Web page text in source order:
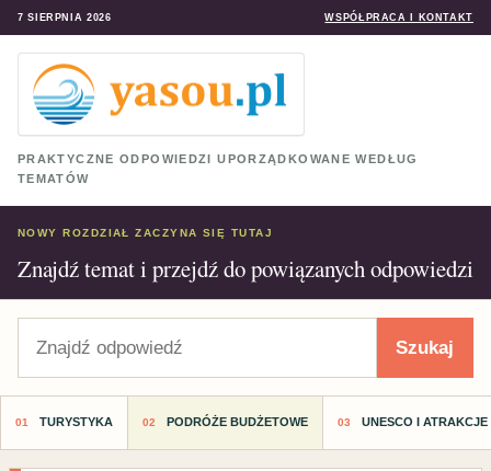
7 SIERPNIA 2026 WSPÓŁPRACA I KONTAKT
PRAKTYCZNE ODPOWIEDZI UPORZĄDKOWANE WEDŁUG
TEMATÓW
NOWY ROZDZIAŁ ZACZYNA SIĘ TUTAJ
Znajdź temat i przejdź do powiązanych odpowiedzi
Szukaj
TURYSTYKA PODRÓŻE BUDŻETOWE UNESCO I